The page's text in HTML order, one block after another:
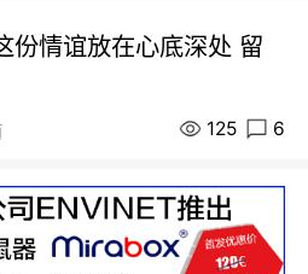
份情谊放在心底深处 留
125 6